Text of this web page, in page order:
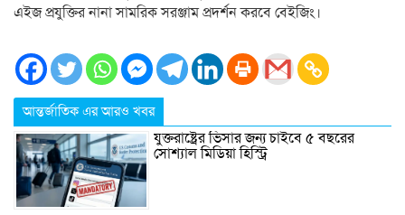
এইজ প্রযুক্তির নানা সামরিক সরঞ্জাম প্রদর্শন করবে বেইজিং।
আন্তর্জাতিক এর আরও খবর
যুক্তরাষ্ট্রের ভিসার জন্য চাইবে ৫ বছরের
সোশ্যাল মিডিয়া হিস্ট্রি